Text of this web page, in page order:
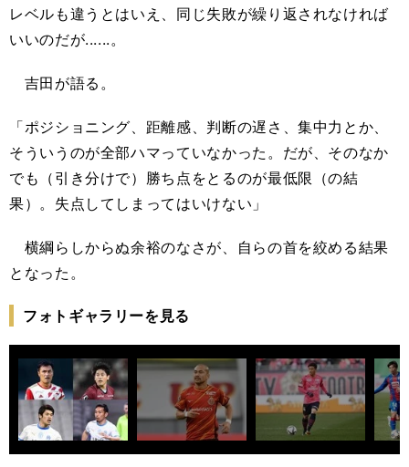
レベルも違うとはいえ、同じ失敗が繰り返されなければ
いいのだが......。
吉田が語る。
「ポジショニング、距離感、判断の遅さ、集中力とか、
そういうのが全部ハマっていなかった。だが、そのなか
でも（引き分けで）勝ち点をとるのが最低限（の結
果）。失点してしまってはいけない」
横綱らしからぬ余裕のなさが、自らの首を絞める結果
となった。
フォトギャラリーを見る